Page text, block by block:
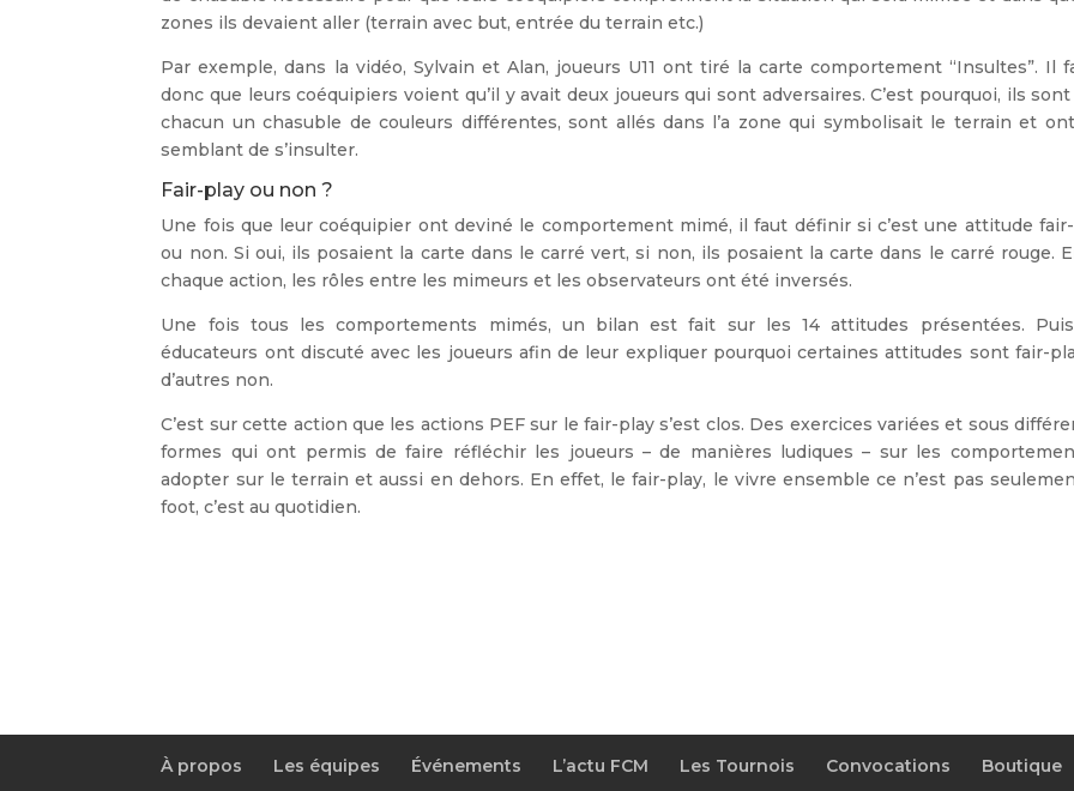
zones ils devaient aller (terrain avec but, entrée du terrain etc.)
Par exemple, dans la vidéo, Sylvain et Alan, joueurs U11 ont tiré la carte comportement “Insultes”. Il
donc que leurs coéquipiers voient qu’il y avait deux joueurs qui sont adversaires. C’est pourquoi, ils
chacun un chasuble de couleurs différentes, sont allés dans l’a zone qui symbolisait le terrain et
semblant de s’insulter.
Fair-play ou non ?
Une fois que leur coéquipier ont deviné le comportement mimé, il faut définir si c’est une attitude
ou non. Si oui, ils posaient la carte dans le carré vert, si non, ils posaient la carte dans le carré rouge.
chaque action, les rôles entre les mimeurs et les observateurs ont été inversés.
Une fois tous les comportements mimés, un bilan est fait sur les 14 attitudes présentées.
éducateurs ont discuté avec les joueurs afin de leur expliquer pourquoi certaines attitudes sont fair-
d’autres non.
C’est sur cette action que les actions PEF sur le fair-play s’est clos. Des exercices variées et sous
formes qui ont permis de faire réfléchir les joueurs – de manières ludiques – sur les
adopter sur le terrain et aussi en dehors. En effet, le fair-play, le vivre ensemble ce n’est pas
foot, c’est au quotidien.
À propos Les équipes Événements L’actu FCM Les Tournois Convocations Boutique